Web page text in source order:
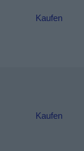
Kaufen
Kaufen